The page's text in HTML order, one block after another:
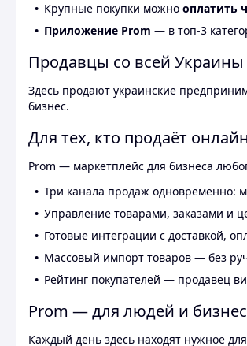
Крупные покупки можно оплатить
Приложение Prom — в топ-3
Продавцы со всей Украины
Здесь продают украинские
бизнес.
Для тех, кто продаёт онлайн
Prom — маркетплейс для бизнеса
Три канала продаж одновременно:
Управление товарами, заказами и
Готовые интеграции с доставкой,
Массовый импорт товаров — без
Рейтинг покупателей — продавец
Prom — для людей и
Каждый день здесь находят нужное